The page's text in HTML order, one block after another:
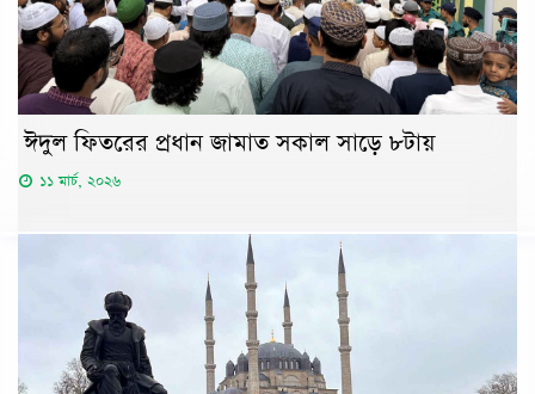
ঈদুল ফিতরের প্রধান জামাত সকাল সাড়ে ৮টায়
১১ মার্চ, ২০২৬